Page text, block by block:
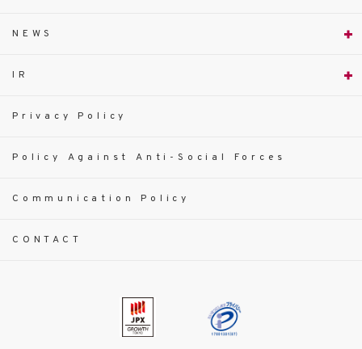
NEWS
IR
Privacy Policy
Policy Against Anti-Social Forces
Communication Policy
CONTACT